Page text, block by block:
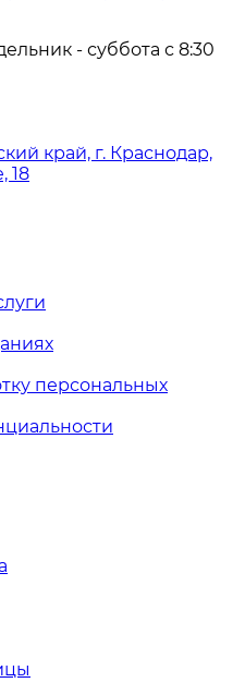
- суббота с 8:30
край, г. Краснодар,
18
персональных